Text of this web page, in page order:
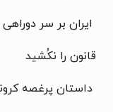
ایران بر سر دوراهی
قانون را نکُشید
داستان پرغصه